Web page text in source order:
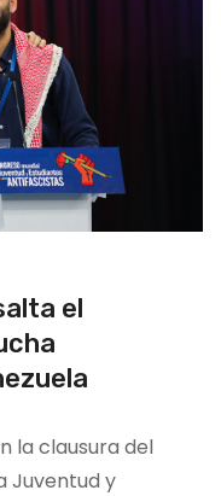
el
la clausura del
Juventud y